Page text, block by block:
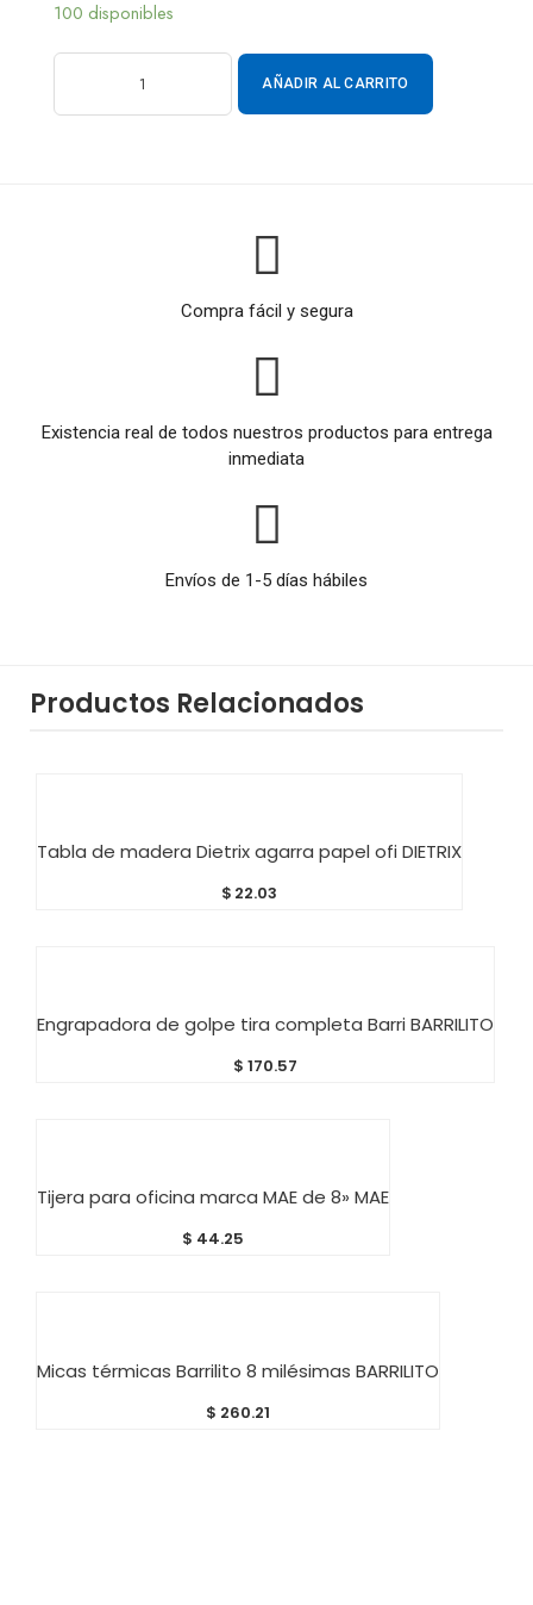
100 disponibles
AÑADIR AL CARRITO
Compra fácil y segura
Existencia real de todos nuestros productos para entrega
inmediata
Envíos de 1-5 días hábiles
Productos Relacionados
Tabla de madera Dietrix agarra papel ofi DIETRIX
$ 22.03
Engrapadora de golpe tira completa Barri BARRILITO
$ 170.57
Tijera para oficina marca MAE de 8» MAE
$ 44.25
Micas térmicas Barrilito 8 milésimas BARRILITO
$ 260.21